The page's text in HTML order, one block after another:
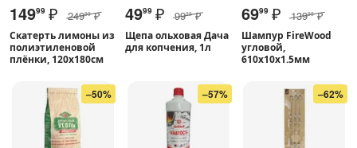
14999 ₽ 24999 ₽
Скатерть лимоны из
полиэтиленовой
плёнки, 120х180см
4999 ₽ 9999 ₽
Щепа ольховая Дача
для копчения, 1л
6999 ₽ 13999 ₽
Шампур FireWood
угловой,
610х10х1.5мм
–50% –57% –62%